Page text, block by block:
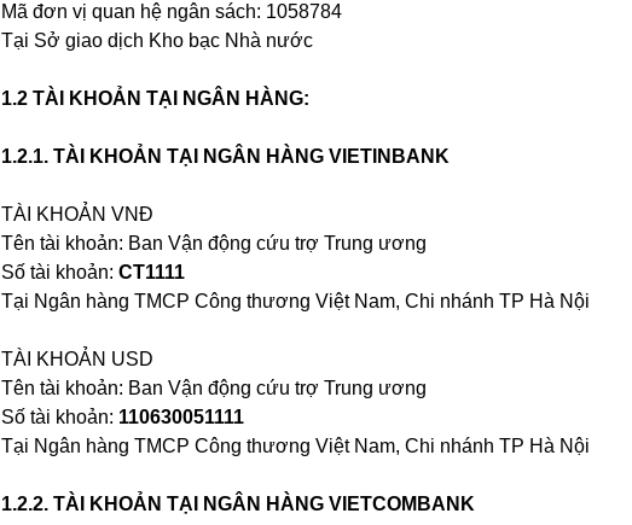
Mã đơn vị quan hệ ngân sách: 1058784
Tại Sở giao dịch Kho bạc Nhà nước
1.2 TÀI KHOẢN TẠI NGÂN HÀNG:
1.2.1. TÀI KHOẢN TẠI NGÂN HÀNG VIETINBANK
TÀI KHOẢN VNĐ
Tên tài khoản: Ban Vận động cứu trợ Trung ương
Số tài khoản: CT1111
Tại Ngân hàng TMCP Công thương Việt Nam, Chi nhánh TP Hà Nội
TÀI KHOẢN USD
Tên tài khoản: Ban Vận động cứu trợ Trung ương
Số tài khoản: 110630051111
Tại Ngân hàng TMCP Công thương Việt Nam, Chi nhánh TP Hà Nội
1.2.2. TÀI KHOẢN TẠI NGÂN HÀNG VIETCOMBANK